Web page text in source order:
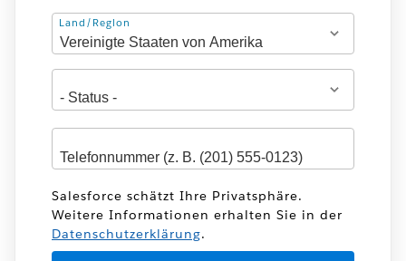
Adresse
Land/Region
Salesforce schätzt Ihre Privatsphäre.
Weitere Informationen erhalten Sie in der
Datenschutzerklärung.